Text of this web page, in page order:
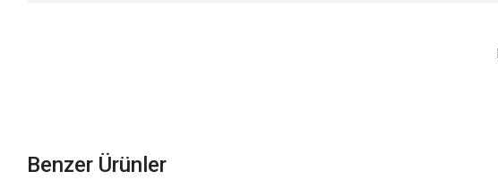
Benzer Ürünler